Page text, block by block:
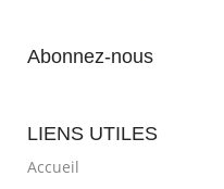
Abonnez-nous
LIENS UTILES
Accueil